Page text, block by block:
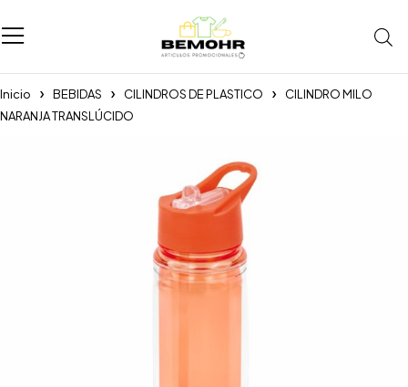
Inicio BEBIDAS CILINDROS DE PLASTICO
CILINDRO MILO
NARANJA TRANSLÚCIDO